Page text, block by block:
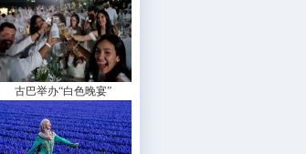
古巴举办“白色晚宴”